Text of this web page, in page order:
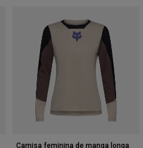
Camisa feminina de manga longa